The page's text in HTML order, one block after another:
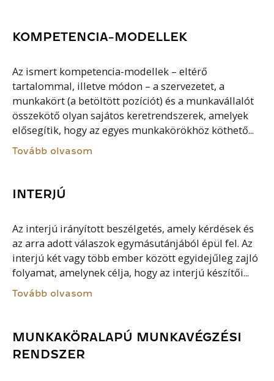
KOMPETENCIA-MODELLEK
Az ismert kompetencia-modellek – eltérő
tartalommal, illetve módon – a szervezetet, a
munkakört (a betöltött pozíciót) és a munkavállalót
összekötő olyan sajátos keretrendszerek, amelyek
elősegítik, hogy az egyes munkakörökhöz köthető...
Tovább olvasom
INTERJÚ
Az interjú irányított beszélgetés, amely kérdések és
az arra adott válaszok egymásutánjából épül fel. Az
interjú két vagy több ember között egyidejűleg zajló
folyamat, amelynek célja, hogy az interjú készítői...
Tovább olvasom
MUNKAKÖRALAPÚ MUNKAVÉGZÉSI
RENDSZER